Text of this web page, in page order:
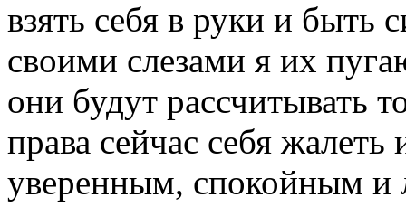
взять себя в руки и быть
своими слезами я их
они будут рассчитывать
права сейчас себя
уверенным, спокойным и